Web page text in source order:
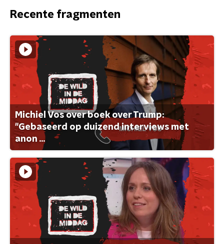
Recente fragmenten
Michiel Vos over boek over Trump:
"Gebaseerd op duizend interviews met
anon ...